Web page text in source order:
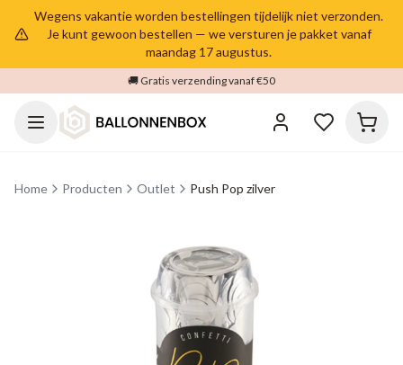
Wegens vakantie worden bestellingen tijdelijk niet verzonden.
Je kunt gewoon bestellen — we versturen je pakket vanaf
maandag 17 augustus.
🚚 Gratis verzending vanaf €50
Home Producten Outlet Push Pop zilver